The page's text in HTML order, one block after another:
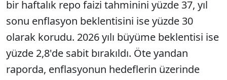
bir haftalık repo faizi tahminini yüzde 37, yıl
sonu enflasyon beklentisini ise yüzde 30
olarak korudu. 2026 yılı büyüme beklentisi ise
yüzde 2,8'de sabit bırakıldı. Öte yandan
raporda, enflasyonun hedeflerin üzerinde